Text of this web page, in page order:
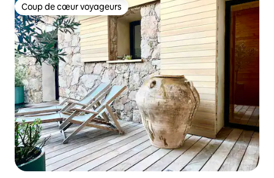
Coup de cœur voyageurs
Coup de cœur voyageurs